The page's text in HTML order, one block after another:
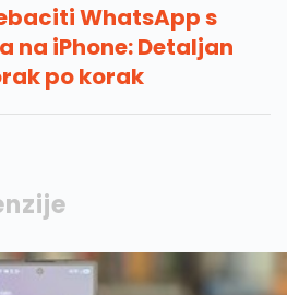
WhatsApp s
na iPhone: Detaljan
po korak